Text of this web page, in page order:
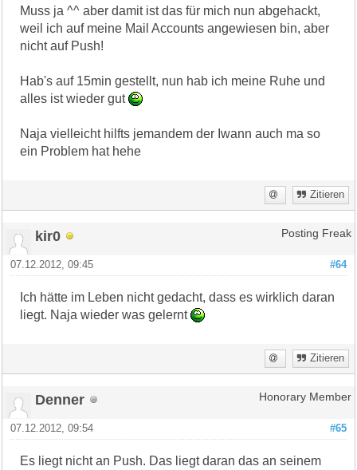
Muss ja ^^ aber damit ist das für mich nun abgehackt,
weil ich auf meine Mail Accounts angewiesen bin, aber
nicht auf Push!
Hab's auf 15min gestellt, nun hab ich meine Ruhe und
alles ist wieder gut
Naja vielleicht hilfts jemandem der Iwann auch ma so
ein Problem hat hehe
Zitieren
kir0 Posting Freak
#64
07.12.2012, 09:45
Ich hätte im Leben nicht gedacht, dass es wirklich daran
liegt. Naja wieder was gelernt
Zitieren
Denner Honorary Member
#65
07.12.2012, 09:54
Es liegt nicht an Push. Das liegt daran das an seinem